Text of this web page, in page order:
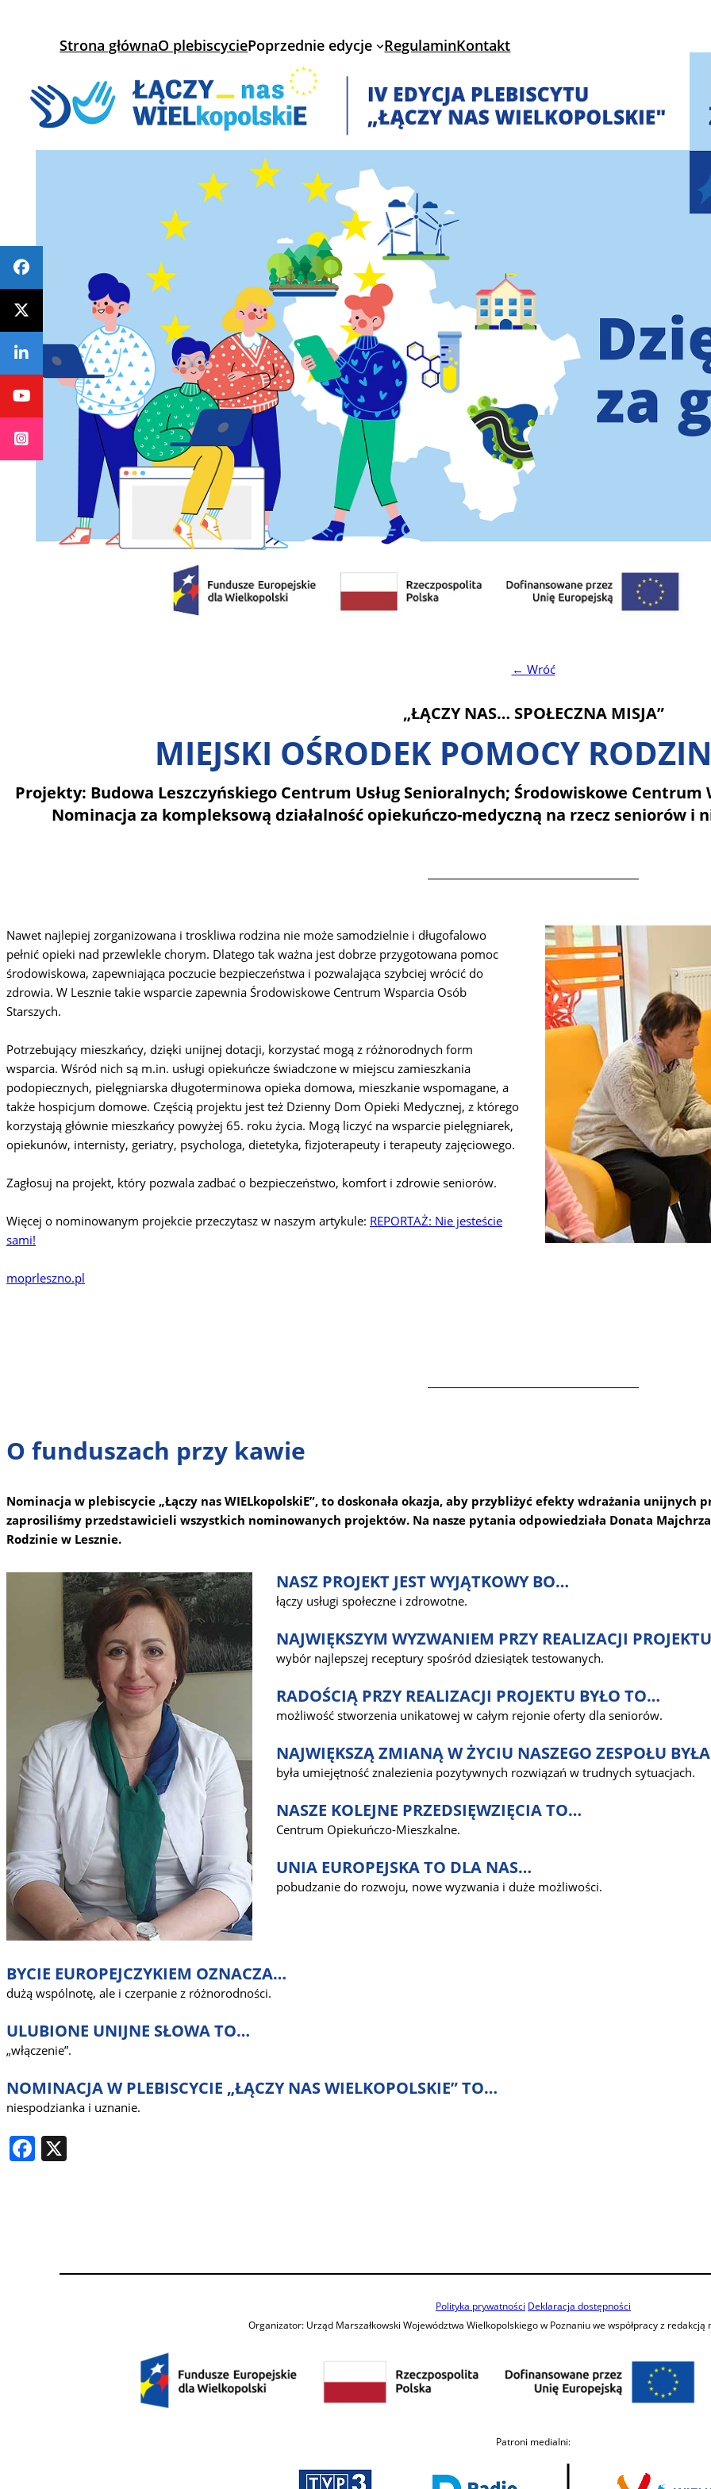
Strona głównaO plebiscyciePoprzednie edycje RegulaminKontakt
← Wróć
„ŁĄCZY NAS… SPOŁECZNA MISJA”
MIEJSKI OŚRODEK POMOCY
Projekty: Budowa Leszczyńskiego Centrum Usług Senioralnych; Środowiskowe Centrum
Nominacja za kompleksową działalność opiekuńczo-medyczną na rzecz seniorów i
Nawet najlepiej zorganizowana i troskliwa rodzina nie może samodzielnie i długofalowo
pełnić opieki nad przewlekle chorym. Dlatego tak ważna jest dobrze przygotowana pomoc
środowiskowa, zapewniająca poczucie bezpieczeństwa i pozwalająca szybciej wrócić do
zdrowia. W Lesznie takie wsparcie zapewnia Środowiskowe Centrum Wsparcia Osób
Starszych.
Potrzebujący mieszkańcy, dzięki unijnej dotacji, korzystać mogą z różnorodnych form
wsparcia. Wśród nich są m.in. usługi opiekuńcze świadczone w miejscu zamieszkania
podopiecznych, pielęgniarska długoterminowa opieka domowa, mieszkanie wspomagane, a
także hospicjum domowe. Częścią projektu jest też Dzienny Dom Opieki Medycznej, z którego
korzystają głównie mieszkańcy powyżej 65. roku życia. Mogą liczyć na wsparcie pielęgniarek,
opiekunów, internisty, geriatry, psychologa, dietetyka, fizjoterapeuty i terapeuty zajęciowego.
Zagłosuj na projekt, który pozwala zadbać o bezpieczeństwo, komfort i zdrowie seniorów.
Więcej o nominowanym projekcie przeczytasz w naszym artykule: REPORTAŻ: Nie jesteście
sami!
moprleszno.pl
O funduszach przy kawie
Nominacja w plebiscycie „Łączy nas WIELkopolskiE”, to doskonała okazja, aby przybliżyć efekty wdrażania
zaprosiliśmy przedstawicieli wszystkich nominowanych projektów. Na nasze pytania odpowiedziała Donata
Rodzinie w Lesznie.
NASZ PROJEKT JEST WYJĄTKOWY BO…
łączy usługi społeczne i zdrowotne.
NAJWIĘKSZYM WYZWANIEM PRZY REALIZACJI
wybór najlepszej receptury spośród dziesiątek testowanych.
RADOŚCIĄ PRZY REALIZACJI PROJEKTU BYŁO TO…
możliwość stworzenia unikatowej w całym rejonie oferty dla seniorów.
NAJWIĘKSZĄ ZMIANĄ W ŻYCIU NASZEGO ZESPOŁU
była umiejętność znalezienia pozytywnych rozwiązań w trudnych sytuacjach.
NASZE KOLEJNE PRZEDSIĘWZIĘCIA TO…
Centrum Opiekuńczo-Mieszkalne.
UNIA EUROPEJSKA TO DLA NAS…
pobudzanie do rozwoju, nowe wyzwania i duże możliwości.
BYCIE EUROPEJCZYKIEM OZNACZA…
dużą wspólnotę, ale i czerpanie z różnorodności.
ULUBIONE UNIJNE SŁOWA TO…
„włączenie”.
NOMINACJA W PLEBISCYCIE „ŁĄCZY NAS WIELKOPOLSKIE” TO…
niespodzianka i uznanie.
Facebook
Polityka prywatności Deklaracja dostępności
Organizator: Urząd Marszałkowski Województwa Wielkopolskiego w Poznaniu we współpracy z redakcją
Patroni medialni: